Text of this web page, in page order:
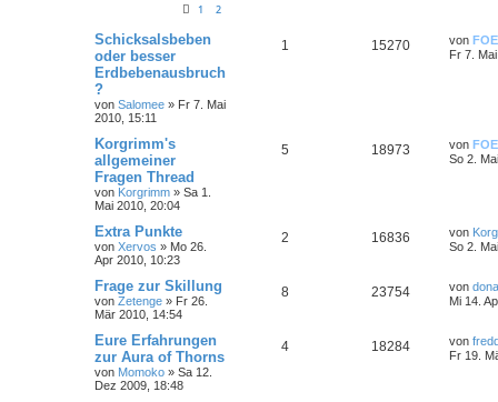
1 2
Schicksalsbeben
oder besser
Erdbebenausbruch
?
von Salomee » Fr 7. Mai
2010, 15:11
1 15270 von FOE
Fr 7.
Korgrimm's
allgemeiner
Fragen Thread
von Korgrimm » Sa 1.
Mai 2010, 20:04
5 18973 von FOE
So 2.
Extra Punkte
von Xervos » Mo 26.
Apr 2010, 10:23
2 16836 von
So 2.
Frage zur Skillung
von Zetenge » Fr 26.
Mär 2010, 14:54
8 23754 von
Mi 14.
Eure Erfahrungen
zur Aura of Thorns
von Momoko » Sa 12.
Dez 2009, 18:48
4 18284 von
Fr 19.